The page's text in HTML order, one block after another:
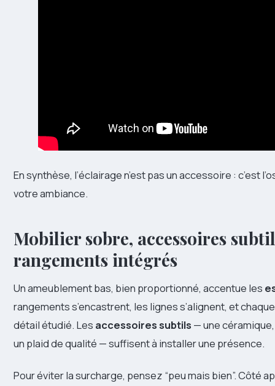
En synthèse, l’éclairage n’est pas un accessoire : c’est
votre ambiance.
Mobilier sobre, accessoires
rangements intégrés
Un ameublement bas, bien proportionné, accentue les
rangements s’encastrent, les lignes s’alignent, et
détail étudié. Les accessoires subtils — une
un plaid de qualité — suffisent à installer une présence.
Pour éviter la surcharge, pensez “peu mais bien”. Côté